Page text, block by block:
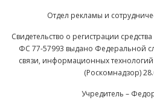
Отдел рекламы и
Свидетельство о регистрации
ФС 77-57993 выдано Федеральной
связи, информационных
(Роскомнадзор)
Учредитель –